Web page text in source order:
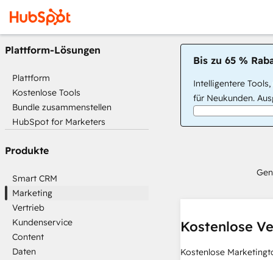
Plattform-Lösungen
Plattform
Kostenlose Tools
Bundle zusammenstellen
HubSpot for Marketers
Produkte
Smart CRM
Marketing
Vertrieb
Kundenservice
Content
Daten
Bis zu 65 %
Intelligentere
für Neukunden.
Kostenlose
Kostenlose